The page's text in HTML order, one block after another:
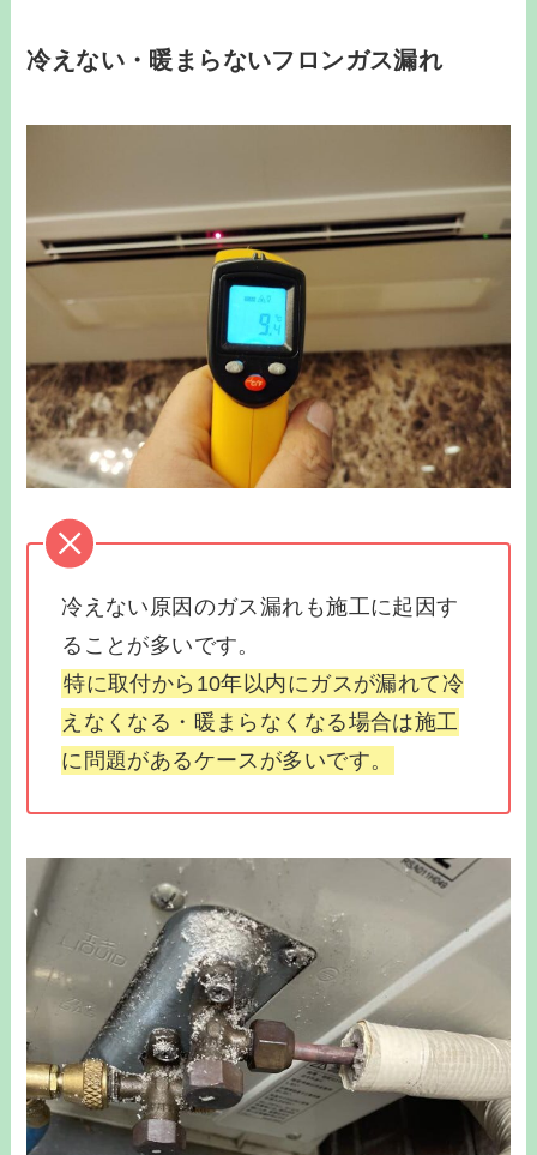
冷えない・暖まらないフロンガス漏れ
冷えない原因のガス漏れも施工に起因す
ることが多いです。
特に取付から10年以内にガスが漏れて冷
えなくなる・暖まらなくなる場合は施工
に問題があるケースが多いです。